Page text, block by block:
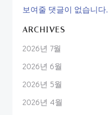
보여줄 댓글이 없습니다.
ARCHIVES
2026년 7월
2026년 6월
2026년 5월
2026년 4월